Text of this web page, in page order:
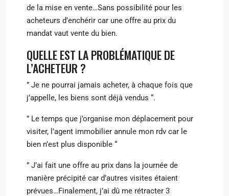
de la mise en vente…Sans possibilité pour les
acheteurs d’enchérir car une offre au prix du
mandat vaut vente du bien.
QUELLE EST LA PROBLÉMATIQUE DE
L’ACHETEUR ?
” Je ne pourrai jamais acheter, à chaque fois que
j’appelle, les biens sont déjà vendus “.
” Le temps que j’organise mon déplacement pour
visiter, l’agent immobilier annule mon rdv car le
bien n’est plus disponible “
” J’ai fait une offre au prix dans la journée de
manière précipité car d’autres visites étaient
prévues…Finalement, j’ai dû me rétracter 3